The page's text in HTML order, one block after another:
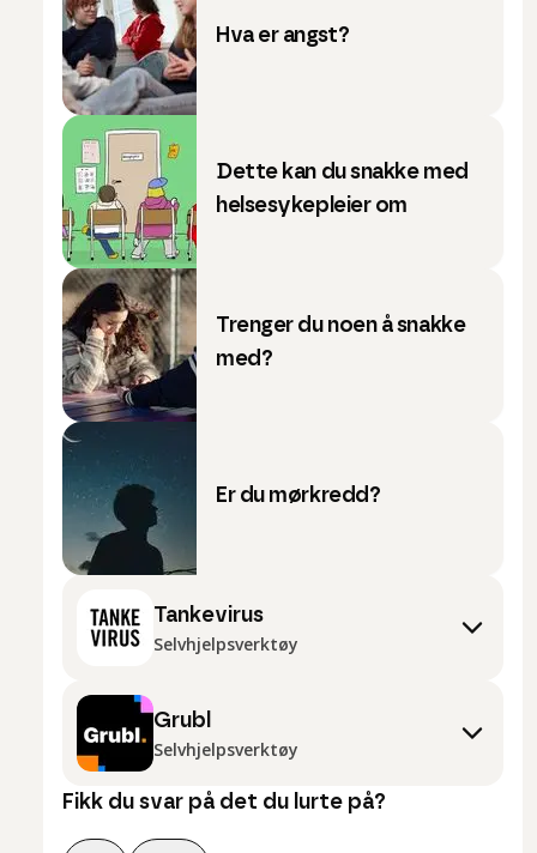
Hva er angst?
Dette kan du snakke med
helsesykepleier om
Trenger du noen å snakke
med?
Er du mørkredd?
Tankevirus
Selvhjelpsverktøy
Grubl
Selvhjelpsverktøy
Fikk du svar på det du lurte på?